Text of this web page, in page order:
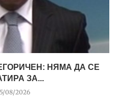
НЯМА ДА СЕ
ЗА...
08/2026